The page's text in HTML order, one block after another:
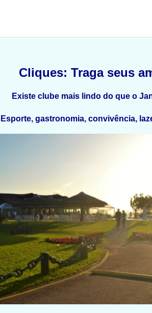
Cliques: Traga seus
Existe clube mais lindo do que o
Esporte, gastronomia, convivência,